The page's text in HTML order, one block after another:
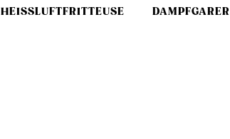
HEISSLUFTFRITTEUSE DAMPFGARER